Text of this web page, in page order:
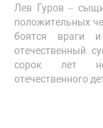
Лев Гуров –
положительных
боятся враги
отечественный
сорок лет
отечественного